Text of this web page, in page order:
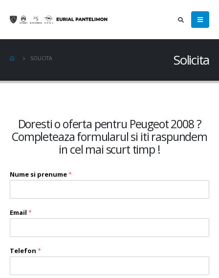
Solicita
SOLICITA
Doresti o oferta pentru Peugeot 2008 ?
Completeaza formularul si iti raspundem
in cel mai scurt timp !
Nume si prenume*
Email *
Telefon *